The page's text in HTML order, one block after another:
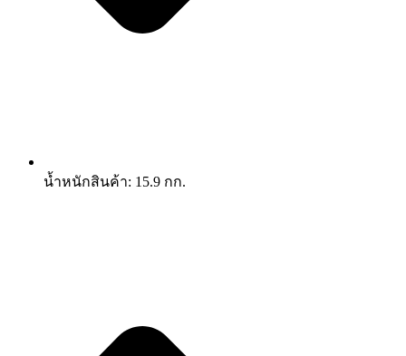
น้ำหนักสินค้า: 15.9 กก.